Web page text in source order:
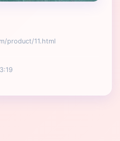
product/11.html